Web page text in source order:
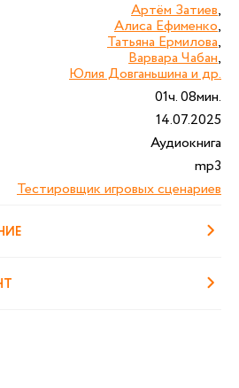
Артём Затиев,
Алиса Ефименко,
Татьяна Ермилова,
Варвара Чабан,
Юлия Довганьшина и др.
01ч. 08мин.
14.07.2025
Аудиокнига
mp3
Тестировщик игровых сценариев